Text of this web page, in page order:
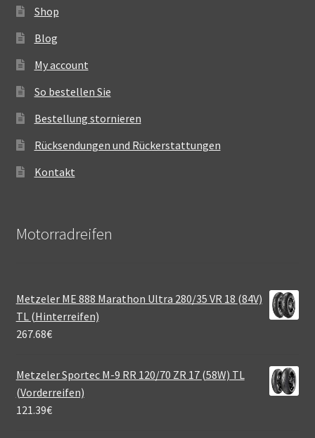
Shop
Blog
My account
So bestellen Sie
Bestellung stornieren
Rücksendungen und Rückerstattungen
Kontakt
Motorradreifen
Metzeler ME 888 Marathon Ultra 280/35 VR 18 (84V)
TL (Hinterreifen)
267.68€
Metzeler Sportec M-9 RR 120/70 ZR 17 (58W) TL
(Vorderreifen)
121.39€